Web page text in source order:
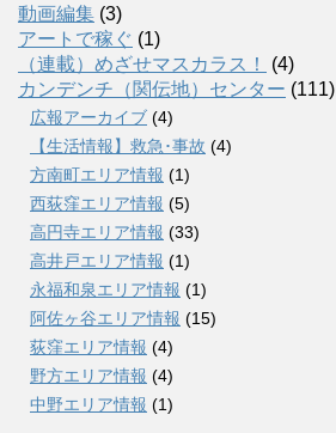
動画編集 (3)
アートで稼ぐ (1)
（連載）めざせマスカラス！
(4)
カンデンチ（関伝地）センター (111)
広報アーカイブ (4)
【生活情報】救急･事故 (4)
方南町エリア情報 (1)
西荻窪エリア情報 (5)
高円寺エリア情報 (33)
高井戸エリア情報 (1)
永福和泉エリア情報 (1)
阿佐ヶ谷エリア情報 (15)
荻窪エリア情報 (4)
野方エリア情報 (4)
中野エリア情報 (1)